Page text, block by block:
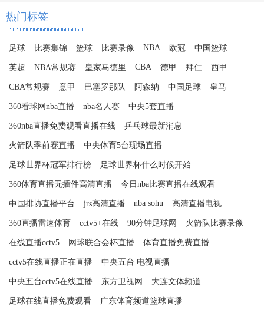
热门标签
足球 比赛集锦 篮球 比赛录像 NBA 欧冠 中国篮球
英超 NBA常规赛 皇家马德里 CBA 德甲 拜仁 西甲
CBA常规赛 意甲 巴塞罗那队 阿森纳 中国足球 皇马
360看球网nba直播 nba名人赛 中央5套直播
360nba直播免费观看直播在线 乒乓球最新消息
火箭队季前赛直播 中央体育5台现场直播
足球世界杯冠军排行榜 足球世界杯什么时候开始
360体育直播无插件高清直播 今日nba比赛直播在线观看
中国排协直播平台 jrs高清直播 nba sohu 高清直播电视
360直播雷速体育 cctv5+在线 90分钟足球网 火箭队比赛录像
在线直播cctv5 网球联合会杯直播 体育直播免费直播
cctv5在线直播正在直播 中央五台 电视直播
中央五台cctv5在线直播 东方卫视网 大连文体频道
足球在线直播免费观看 广东体育频道篮球直播